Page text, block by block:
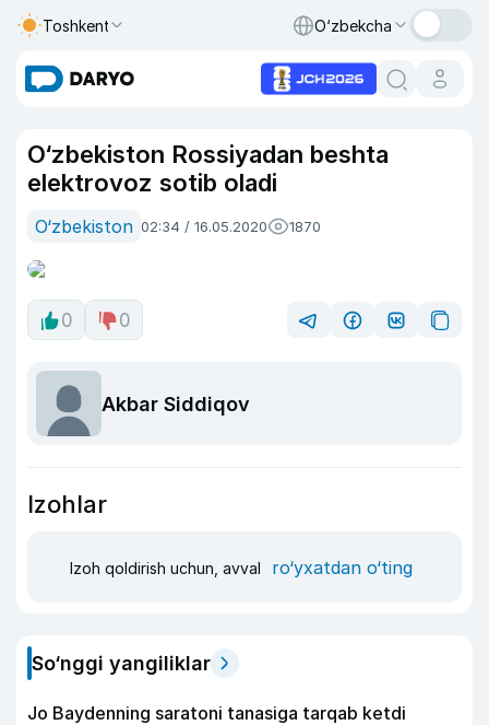
Toshkent O‘zbekcha
O‘zbekiston Rossiyadan beshta
elektrovoz sotib oladi
O‘zbekiston 02:34 / 16.05.2020 1870
0 0
Akbar Siddiqov
Izohlar
Izoh qoldirish uchun, avval ro‘yxatdan o‘ting
So‘nggi yangiliklar
Jo Baydenning saratoni tanasiga tarqab ketdi